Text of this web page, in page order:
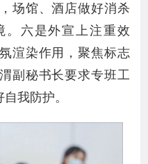
场馆、酒店做好消杀
。六是外宣上注重效
渲染作用，聚焦标志
副秘书长要求专班工
我防护。